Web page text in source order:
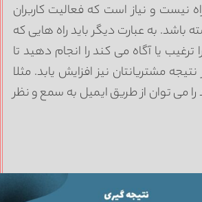
نیست و نیاز است که فعالیت کاربران
به عبارت دیگر باید راه هایی که
یا آگاه می کند را انجام دهید تا
مشتریانتان نیز افزایش یابد. مثلا
توان از طریق ایمیل به سمع و نظر